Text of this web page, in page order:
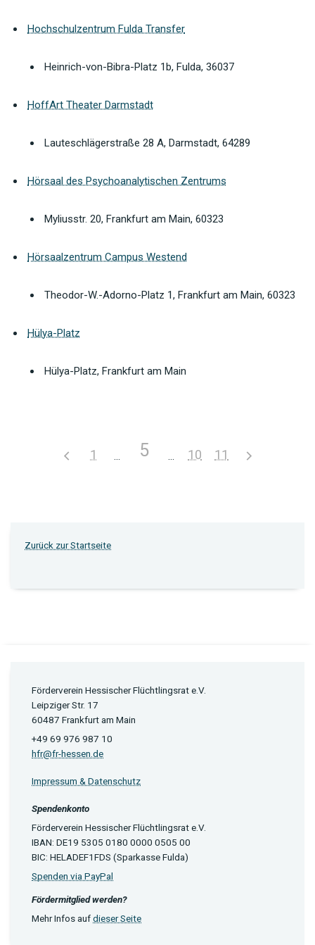
Hochschulzentrum Fulda Transfer
Heinrich-von-Bibra-Platz 1b, Fulda, 36037
HoffArt Theater Darmstadt
Lauteschlägerstraße 28 A, Darmstadt, 64289
Hörsaal des Psychoanalytischen Zentrums
Myliusstr. 20, Frankfurt am Main, 60323
Hörsaalzentrum Campus Westend
Theodor-W.-Adorno-Platz 1, Frankfurt am Main, 60323
Hülya-Platz
Hülya-Platz, Frankfurt am Main
1 5 10 11
Zurück zur Startseite
Förderverein Hessischer Flüchtlingsrat e.V.
Leipziger Str. 17
60487 Frankfurt am Main
+49 69 976 987 10
hfr@fr-hessen.de
Impressum & Datenschutz
Spendenkonto
Förderverein Hessischer Flüchtlingsrat e.V.
IBAN: DE19 5305 0180 0000 0505 00
BIC: HELADEF1FDS (Sparkasse Fulda)
Spenden via PayPal
Fördermitglied werden?
Mehr Infos aufdieser Seite